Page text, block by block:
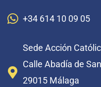
+34 614 10 09 05
Sede Acción
Calle Abadía de
29015 Málaga